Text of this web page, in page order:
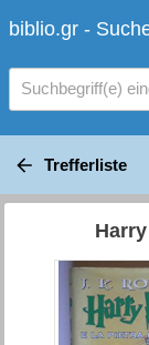
biblio.gr -
Suchbegriff(e)
Trefferliste